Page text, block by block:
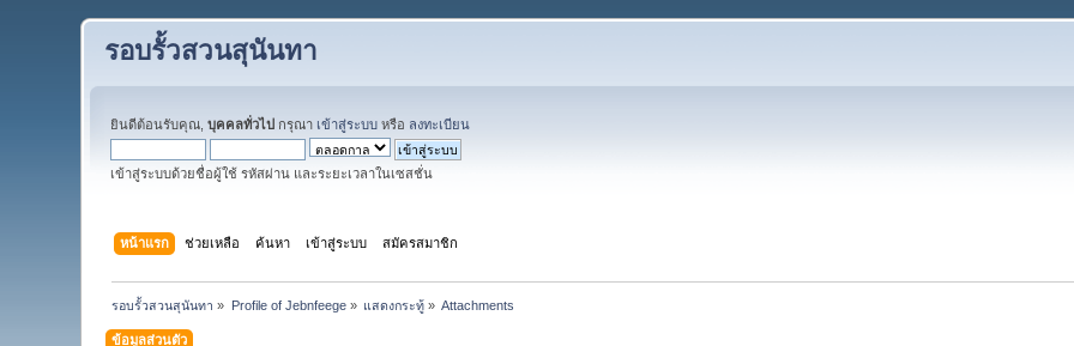
รอบรั้วสวนสุนันทา
ยินดีต้อนรับคุณ,บุคคลทั่วไป กรุณา เข้าสู่ระบบ หรือ ลงทะเบียน
เข้าสู่ระบบด้วยชื่อผู้ใช้ รหัสผ่าน และระยะเวลาในเซสชั่น
หน้าแรก ช่วยเหลือ ค้นหา เข้าสู่ระบบ สมัครสมาชิก
รอบรั้วสวนสุนันทา » Profile of Jebnfeege» แสดงกระทู้ » Attachments
ข้อมูลส่วนตัว